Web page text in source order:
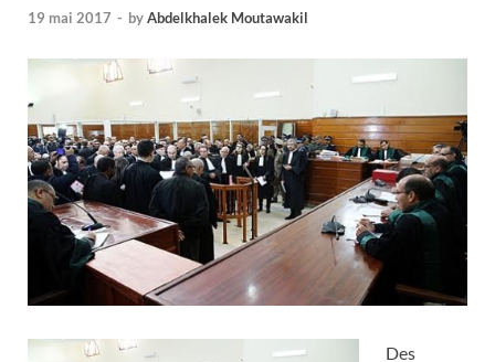
19 mai 2017 - byAbdelkhalek Moutawakil
Des